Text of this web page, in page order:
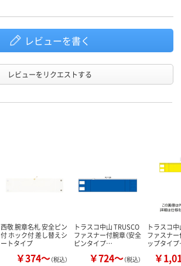
レビューを書く
レビューをリクエストする
西敬 腕章名札 安全ピン
付 ホック付 差し替えシ
ートタイプ
￥374～（税込）
トラスコ中山 TRUSCO
ファスナー付腕章（安全
ピンタイプ…
￥724～（税込）
トラスコ
ファスナー
ップタイ
￥